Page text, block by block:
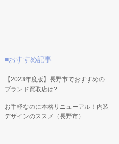
■おすすめ記事
【2023年度版】長野市でおすすめの
ブランド買取店は?
お手軽なのに本格リニューアル！内装
デザインのススメ（長野市）